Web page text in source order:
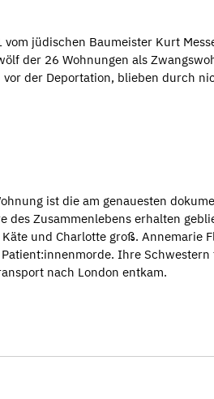
jüdischen Baumeister Kurt
der 26 Wohnungen als
der Deportation, blieben durch
ist die am genauesten
Zusammenlebens erhalten
und Charlotte groß. Annemarie
Ihre
nach London entkam.